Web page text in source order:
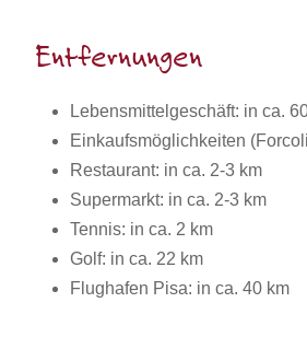
Entfernungen
Lebensmittelgeschäft: in ca.
Einkaufsmöglichkeiten
Restaurant: in ca. 2-3 km
Supermarkt: in ca. 2-3 km
Tennis: in ca. 2 km
Golf: in ca. 22 km
Flughafen Pisa: in ca. 40 km